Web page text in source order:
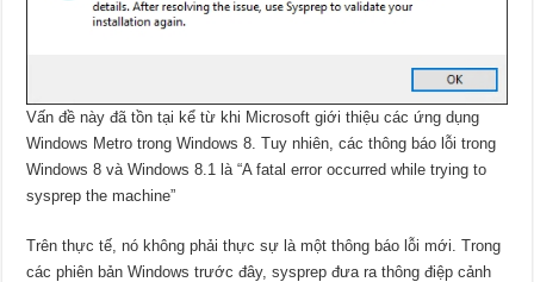
Vấn đề này đã tồn tại kể từ khi Microsoft giới thiệu các ứng dụng
Windows Metro trong Windows 8. Tuy nhiên, các thông báo lỗi trong
Windows 8 và Windows 8.1 là “A fatal error occurred while trying to
sysprep the machine”
Trên thực tế, nó không phải thực sự là một thông báo lỗi mới. Trong
các phiên bản Windows trước đây, sysprep đưa ra thông điệp cảnh